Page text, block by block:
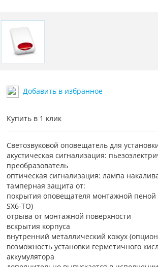
Добавить в избранное
Купить в 1 клик
Светозвуковой оповещатель для
акустическая сигнализация:
преобразователь
оптическая сигнализация: лампа
тамперная защита от:
покрытия оповещателя монтажной пеной
SX6-TO)
отрыва от монтажной поверхности
вскрытия корпуса
внутренний металлический кожух
возможность установки герметичного
аккумулятора